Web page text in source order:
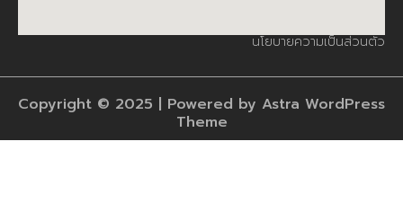
นโยบายความเป็นส่วนตัว
Copyright © 2025 | Powered by Astra WordPress
Theme